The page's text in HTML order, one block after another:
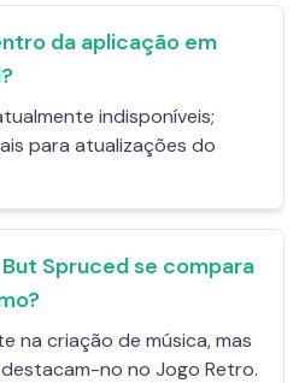
da aplicação em
indisponíveis;
para atualizações do
Spruced se compara
na criação de música, mas
no no Jogo Retro.